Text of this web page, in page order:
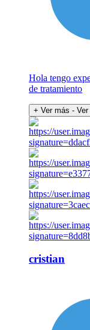
Hola tengo
de tratamiento
+ Ver más -
cristian